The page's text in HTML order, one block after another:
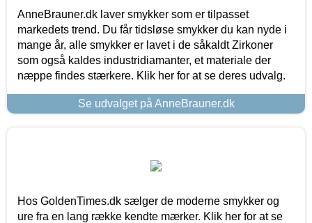
AnneBrauner.dk laver smykker som er tilpasset
markedets trend. Du får tidsløse smykker du kan nyde i
mange år, alle smykker er lavet i de såkaldt Zirkoner
som også kaldes industridiamanter, et materiale der
næppe findes stærkere. Klik her for at se deres udvalg.
Se udvalget på AnneBrauner.dk
Hos GoldenTimes.dk sælger de moderne smykker og
ure fra en lang række kendte mærker. Klik her for at se